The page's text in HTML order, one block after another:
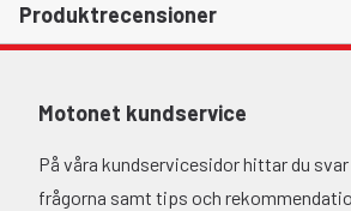
Produktrecensioner
Motonet kundservice
På våra kundservicesidor hittar du
frågorna samt tips och